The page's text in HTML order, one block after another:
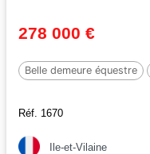
278 000 €
Belle demeure équestre
Réf. 1670
Ile-et-Vilaine